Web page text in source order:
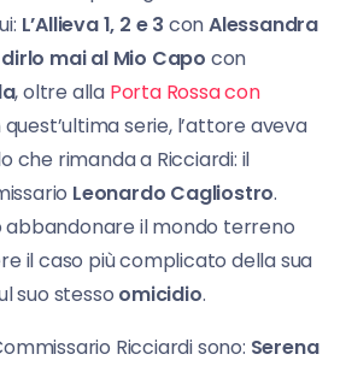
L’Allieva 1, 2 e 3 conAlessandra
mai al Mio Capo con
, oltre alla Porta Rossa con
quest’ultima serie, l’attore aveva
che rimanda a Ricciardi: il
Leonardo Cagliostro.
abbandonare il mondo terreno
il caso più complicato della sua
suo stesso omicidio.
Ricciardi sono: Serena